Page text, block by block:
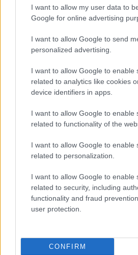
I want to allow my user data to
Google for online advertising
I want to allow Google to send
personalized advertising.
I want to allow Google to enable
related to analytics like cookies
device identifiers in apps.
I want to allow Google to enable
related to functionality of the
I want to allow Google to enable
related to personalization.
I want to allow Google to enable
related to security, including
functionality and fraud
user protection.
CONFIRM
Guida alle discipline
Marco Tessari · 14 Lug 2026
PIÙ LETTI
visually impaired
Para ice hockey: guida completa
Guida alle classi paralimpiche e
Guida ai sport paralimpici
attrezzature